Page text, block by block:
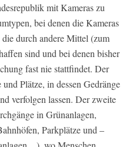
mit Kameras zu
bei denen die Kameras
durch andere Mittel (zum
sind und bei denen bisher
fast nie stattfindet. Der
Plätze, in dessen Gedränge
verfolgen lassen. Der zweite
in Grünanlagen,
Parkplätze und –